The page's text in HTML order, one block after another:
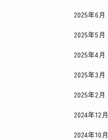
2025年6月
2025年5月
2025年4月
2025年3月
2025年2月
2024年12月
2024年10月